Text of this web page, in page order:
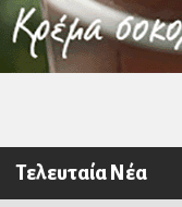
Τελευταία Νέα